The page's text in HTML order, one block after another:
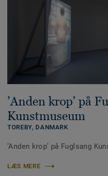
’Anden krop’ på
Kunstmuseum
TOREBY, DANMARK
’Anden krop’ på Fuglsang
LÆS MERE